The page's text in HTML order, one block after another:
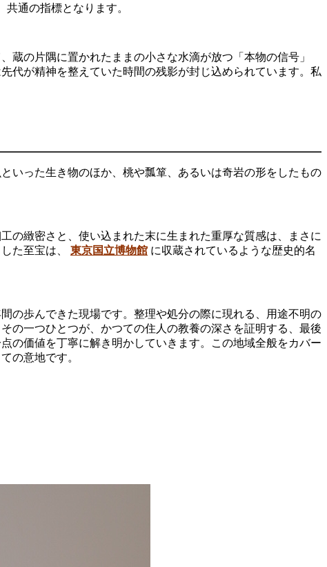
通の指標となります。
の片隅に置かれたままの小さな水滴が放つ「本物の信号」
代が精神を整えていた時間の残影が封じ込められています。私
いった生き物のほか、桃や瓢箪、あるいは奇岩の形をしたもの
の緻密さと、使い込まれた末に生まれた重厚な質感は、まさに
た至宝は、 東京国立博物館 に収蔵されているような歴史的名
の歩んできた現場です。整理や処分の際に現れる、用途不明の
の一つひとつが、かつての住人の教養の深さを証明する、最後
の価値を丁寧に解き明かしていきます。この地域全般をカバー
の意地です。